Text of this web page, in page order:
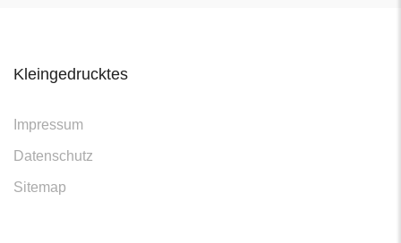
Kleingedrucktes
Impressum
Datenschutz
Sitemap